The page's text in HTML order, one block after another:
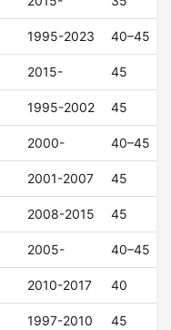
1995-2023 40–45
2015- 45
1995-2002 45
2000- 40–45
2001-2007 45
2008-2015 45
2005- 40–45
2010-2017 40
1997-2010 45